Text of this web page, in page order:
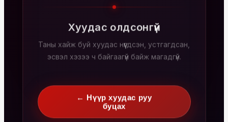
Хуудас олдсонгүй
Таны хайж буй хуудас нүүгдсэн, устгагдсан,
эсвэл хэзээ ч байгаагүй байж магадгүй.
← Нүүр хуудас руу
буцах